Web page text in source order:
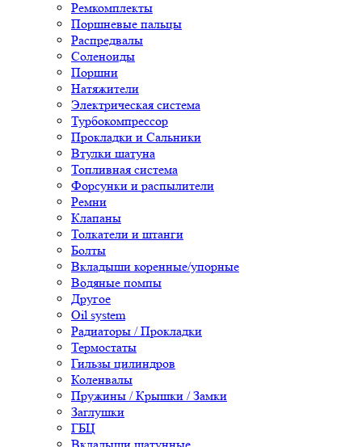
Ремкомплекты
Поршневые пальцы
Распредвалы
Соленоиды
Поршни
Натяжители
Электрическая система
Турбокомпрессор
Прокладки и Сальники
Втулки шатуна
Топливная система
Форсунки и распылители
Ремни
Клапаны
Толкатели и штанги
Болты
Вкладыши коренные/упорные
Водяные помпы
Другое
Oil system
Радиаторы / Прокладки
Термостаты
Гильзы цилиндров
Коленвалы
Пружины / Крышки / Замки
Заглушки
ГБЦ